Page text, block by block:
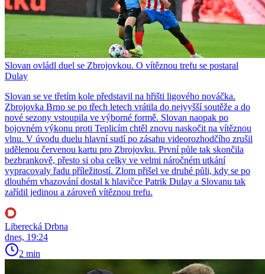
Slovan ovládl duel se Zbrojovkou. O vítěznou trefu se postaral
Dulay
Slovan se ve třetím kole představil na hřišti ligového nováčka.
Zbrojovka Brno se po třech letech vrátila do nejvyšší soutěže a do
nové sezony vstoupila ve výborné formě. Slovan naopak po
bojovném výkonu proti Teplicím chtěl znovu naskočit na vítěznou
vlnu. V úvodu duelu hlavní sudí po zásahu videorozhodčího zrušil
udělenou červenou kartu pro Zbrojovku. První půle tak skončila
bezbrankově, přesto si oba celky ve velmi náročném utkání
vypracovaly řadu příležitostí. Zlom přišel ve druhé půli, kdy se po
dlouhém vhazování dostal k hlavičce Patrik Dulay a Slovanu tak
zařídil jedinou a zároveň vítěznou trefu.
Liberecká Drbna
dnes, 19:24
2 min